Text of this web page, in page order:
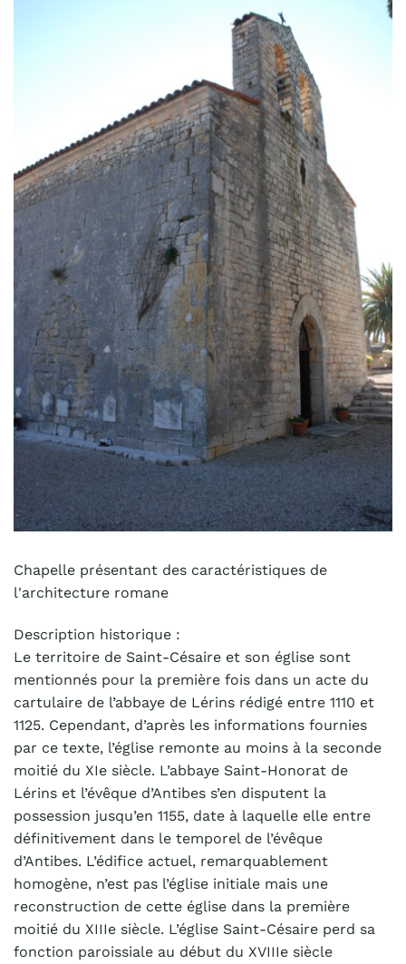
Chapelle présentant des caractéristiques de
l'architecture romane
Description historique :
Le territoire de Saint-Césaire et son église sont
mentionnés pour la première fois dans un acte du
cartulaire de l’abbaye de Lérins rédigé entre 1110 et
1125. Cependant, d’après les informations fournies
par ce texte, l’église remonte au moins à la seconde
moitié du XIe siècle. L’abbaye Saint-Honorat de
Lérins et l’évêque d’Antibes s’en disputent la
possession jusqu’en 1155, date à laquelle elle entre
définitivement dans le temporel de l’évêque
d’Antibes. L’édifice actuel, remarquablement
homogène, n’est pas l’église initiale mais une
reconstruction de cette église dans la première
moitié du XIIIe siècle. L’église Saint-Césaire perd sa
fonction paroissiale au début du XVIIIe siècle